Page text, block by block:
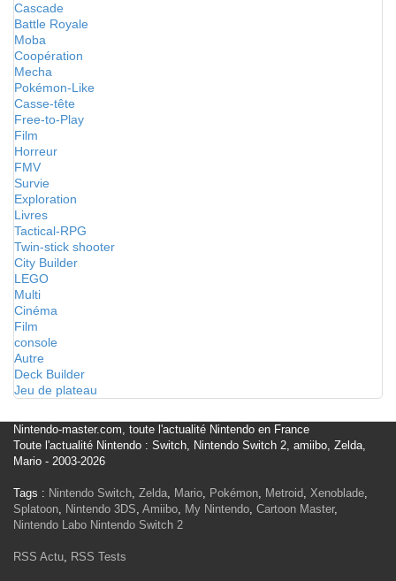
Cascade
Battle Royale
Moba
Coopération
Mecha
Pokémon-Like
Casse-tête
Free-to-Play
Film
Horreur
FMV
Survie
Exploration
Livres
Tactical-RPG
Twin-stick shooter
City Builder
LEGO
Multi
Cinéma
Film
console
Autre
Deck Builder
Jeu de plateau
Nintendo-master.com, toute l'actualité Nintendo en France
Toute l'actualité Nintendo : Switch, Nintendo Switch 2, amiibo, Zelda,
Mario - 2003-2026
Tags : Nintendo Switch, Zelda, Mario, Pokémon, Metroid, Xenoblade,
Splatoon, Nintendo 3DS, Amiibo, My Nintendo, Cartoon Master,
Nintendo Labo Nintendo Switch 2
RSS Actu, RSS Tests